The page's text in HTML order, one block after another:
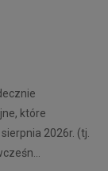
które
2026r. (tj.